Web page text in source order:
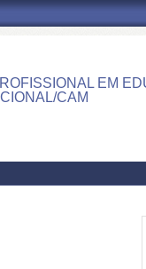
EM
CAM